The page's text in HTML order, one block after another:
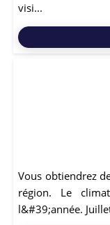
visi...
Vous obtiendrez
région. Le
l&#39;année.